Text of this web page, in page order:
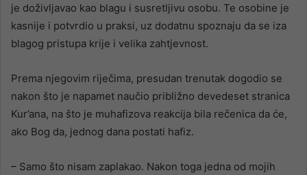
je doživljavao kao blagu i susretljivu osobu. Te osobine je
kasnije i potvrdio u praksi, uz dodatnu spoznaju da se iza
blagog pristupa krije i velika zahtjevnost.
Prema njegovim riječima, presudan trenutak dogodio se
nakon što je napamet naučio približno devedeset stranica
Kur’ana, na što je muhafizova reakcija bila rečenica da će,
ako Bog da, jednog dana postati hafiz.
– Samo što nisam zaplakao. Nakon toga jedna od mojih